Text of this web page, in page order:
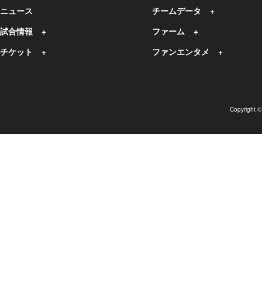
ニュース
試合情報
チケット
チームデータ
ファーム
ファンエンタメ
Copyright